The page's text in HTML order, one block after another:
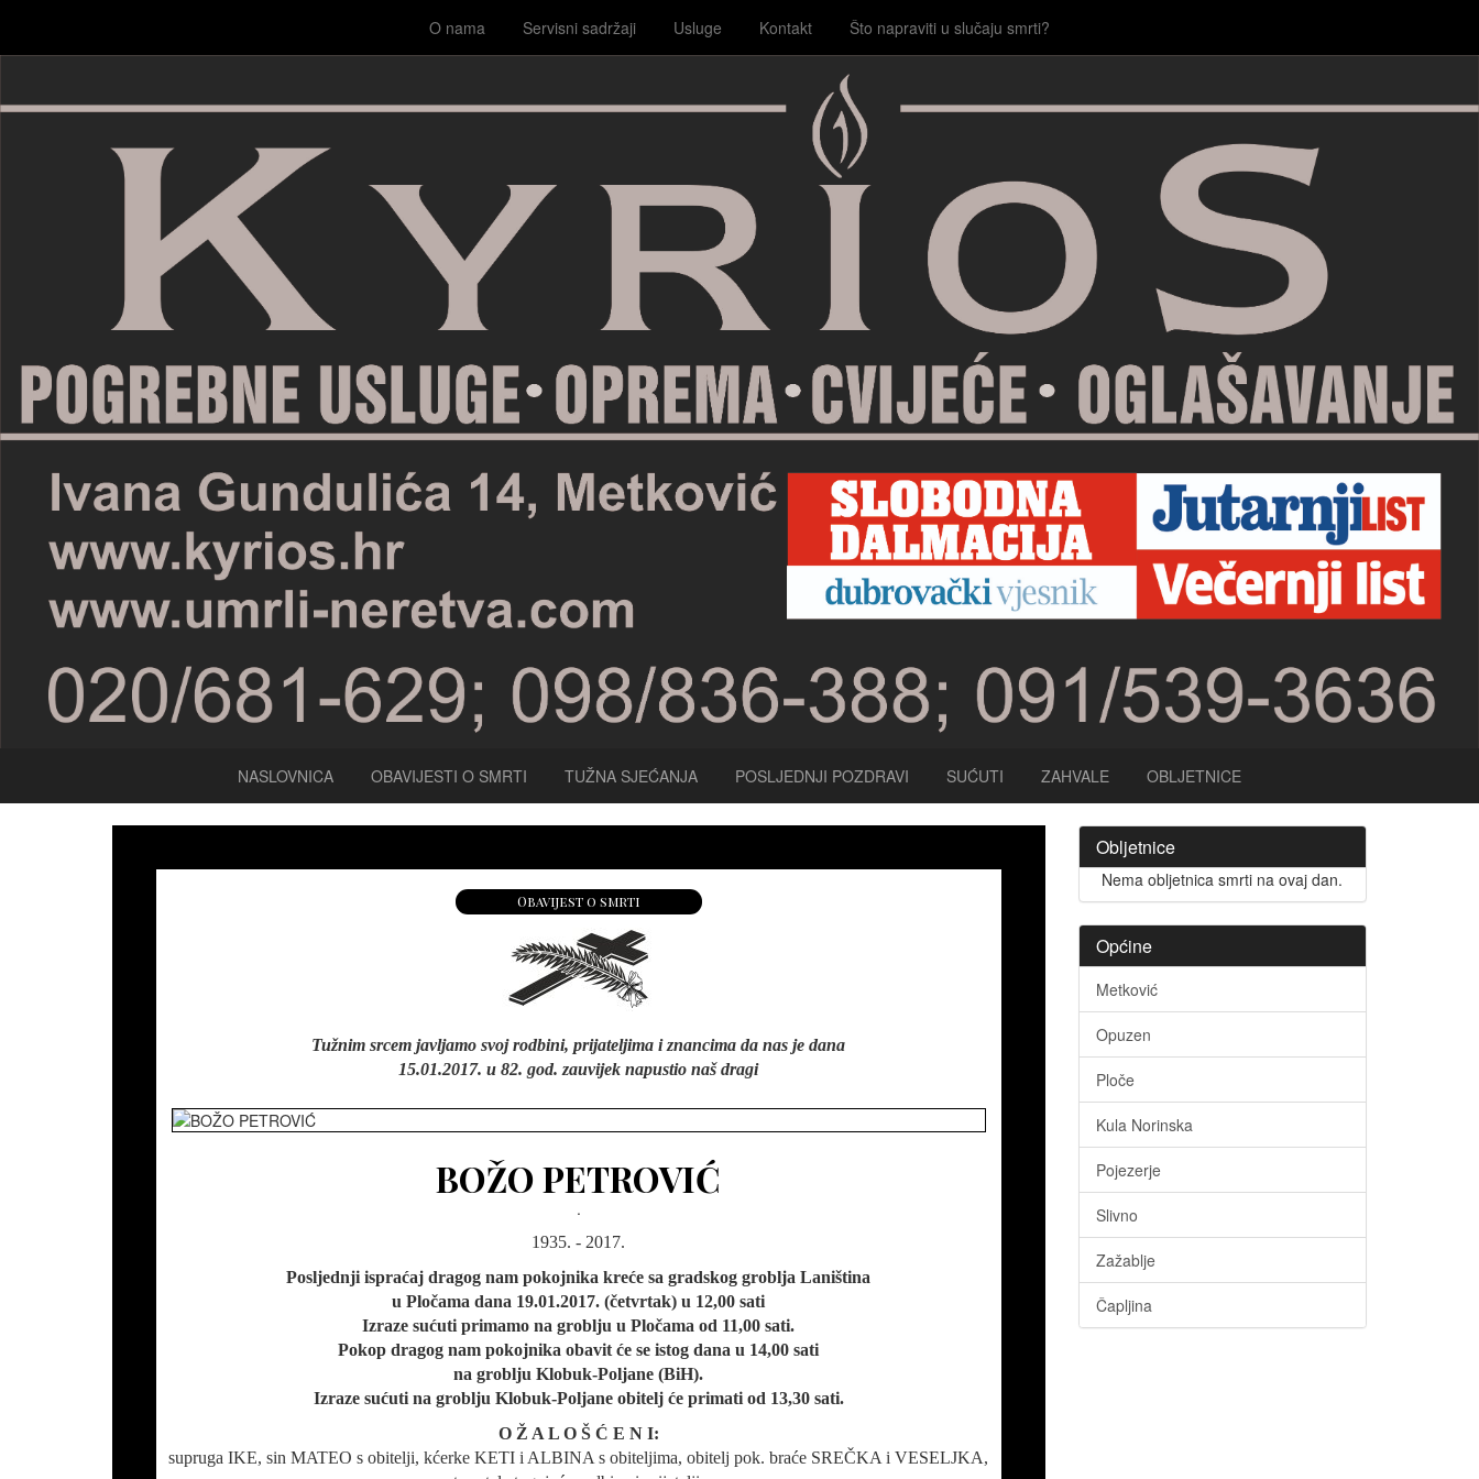
O nama Servisni sadržaji Usluge Kontakt Što napraviti u slučaju smrti?
NASLOVNICA OBAVIJESTI O SMRTI TUŽNA SJEĆANJA POSLJEDNJI POZDRAVI SUĆUTI ZAHVALE OBLJETNICE
Obavijest o smrti
Tužnim srcem javljamo svoj rodbini, prijateljima i znancima da nas je dana
15.01.2017. u 82. god. zauvijek napustio naš dragi
BOŽO PETROVIĆ
.
1935. - 2017.
Posljednji ispraćaj dragog nam pokojnika kreće sa gradskog groblja Laniština
u Pločama dana 19.01.2017. (četvrtak) u 12,00 sati
Izraze sućuti primamo na groblju u Pločama od 11,00 sati.
Pokop dragog nam pokojnika obavit će se istog dana u 14,00 sati
na groblju Klobuk-Poljane (BiH).
Izraze sućuti na groblju Klobuk-Poljane obitelj će primati od 13,30 sati.
O Ž A L O Š Ć E N I:
supruga IKE, sin MATEO s obitelji, kćerke KETI i ALBINA s obiteljima, obitelj pok. braće SREČKA i VESELJKA,
Obljetnice
Nema obljetnica smrti na ovaj dan.
Općine
Metković
Opuzen
Ploče
Kula Norinska
Pojezerje
Slivno
Zažablje
Čapljina